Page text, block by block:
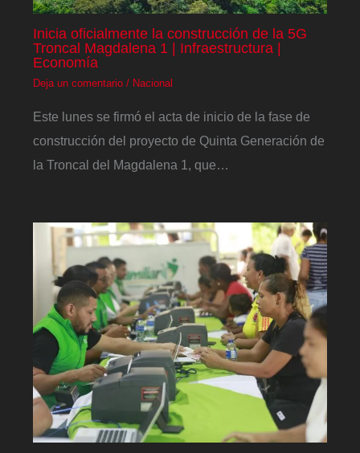
Inicia oficialmente la construcción de la 5G
Troncal Magdalena 1 | Infraestructura |
Economía
Deja un comentario / Nacional
Este lunes se firmó el acta de inicio de la fase de
construcción del proyecto de Quinta Generación de
la Troncal del Magdalena 1, que…